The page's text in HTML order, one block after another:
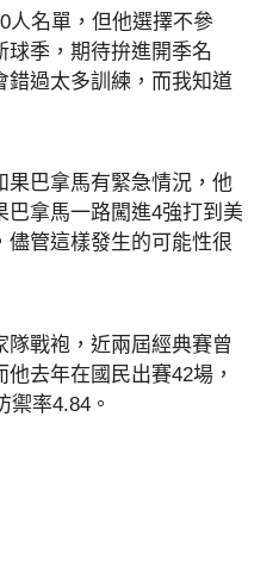
人名單，但他選擇不參
季，期待拚進開季名
錯過太多訓練，而我知道
果巴拿馬有緊急情況，他
巴拿馬一路闖進4強打到美
儘管這樣發生的可能性很
戰袍，近兩屆經典賽曾
去年在國民出賽42場，
禦率4.84。